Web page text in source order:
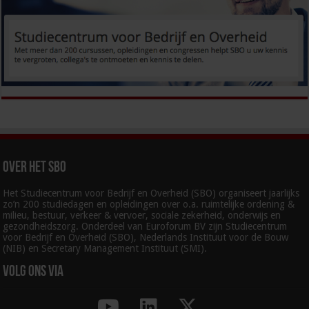
Over het SBO
Het Studiecentrum voor Bedrijf en Overheid (SBO) organiseert jaarlijks
zo’n 200 studiedagen en opleidingen over o.a. ruimtelijke ordening &
milieu, bestuur, verkeer & vervoer, sociale zekerheid, onderwijs en
gezondheidszorg. Onderdeel van Euroforum BV zijn Studiecentrum
voor Bedrijf en Overheid (SBO), Nederlands Instituut voor de Bouw
(NIB) en Secretary Management Instituut (SMI).
Volg ons via